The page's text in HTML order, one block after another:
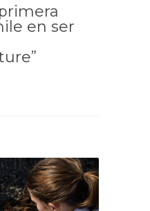
en ser